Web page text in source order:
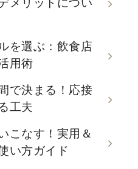
メリットについ
を選ぶ：飲食店
用術
で決まる！応接
工夫
こなす！実用＆
い方ガイド